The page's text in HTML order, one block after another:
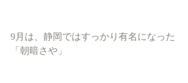
9月は、静岡ではすっかり有名になった
「朝暗さや」